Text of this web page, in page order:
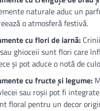
naturale aduc un
o atmosferă festivă.
cu flori de iarnă:
ghioceii sunt flori care
și pot aduce o notă de
cu fructe și legume:
sau roșii pot fi
floral pentru un decor